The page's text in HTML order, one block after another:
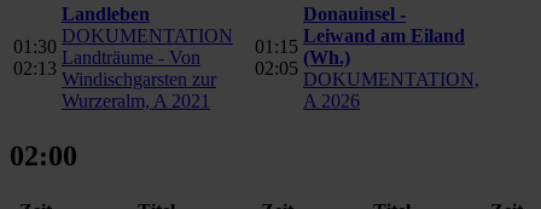
01:30
02:13
Landleben
DOKUMENTATION
Landträume - Von
Windischgarsten zur
Wurzeralm, A 2021
01:15
02:05
Donauinsel -
Leiwand am Eiland
(Wh.)
DOKUMENTATION,
A 2026
02:00